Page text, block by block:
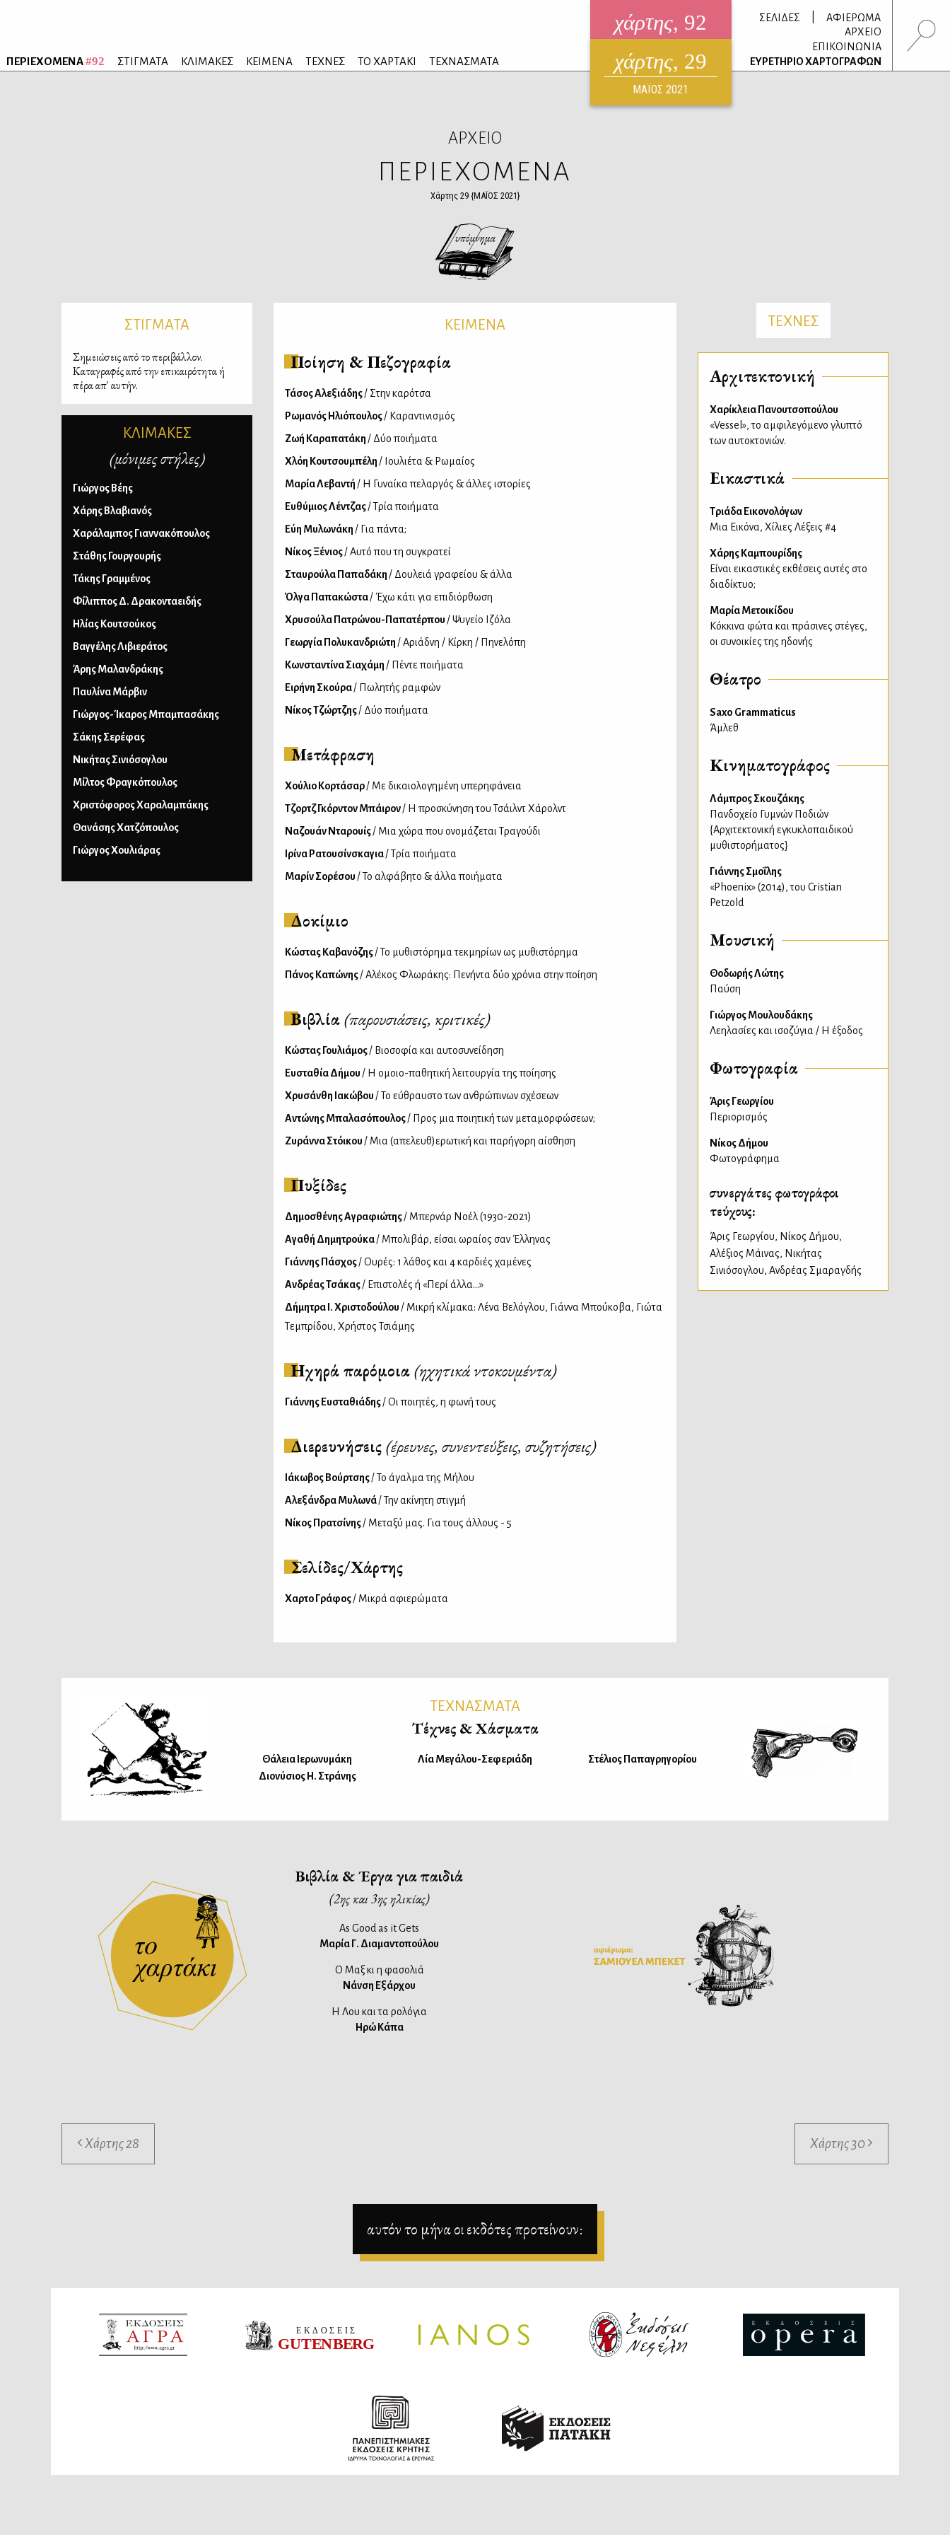
ΠΕΡΙΕΧΟΜΕΝΑ#92 ΣΤΙΓΜΑΤΑ ΚΛΙΜΑΚΕΣ ΚΕΙΜΕΝΑ ΤΕΧΝΕΣ ΤΟ ΧΑΡΤΑΚΙ ΤΕΧΝΑΣΜΑΤΑ
χάρτης, 92
ηλεκτρονικό περιοδικό
ΑΥΓΟΥΣΤΟΣ 2026
χάρτης, 29
ΜΑΪΟΣ 2021
ΣΕΛΙΔΕΣ
ΑΦΙΕΡΩΜΑ
ΑΡΧΕΙΟ
ΕΠΙΚΟΙΝΩΝΙΑ
ΕΥΡΕΤΗΡΙΟ ΧΑΡΤΟΓΡΑΦΩΝ
ΑΡΧΕΙΟ
ΠΕΡΙΕΧΟΜΕΝΑ
Χάρτης 29 {ΜΑΪΟΣ 2021}
ΣΤΙΓΜΑΤΑ
Σημειώσεις από το περιβάλλον.
Καταγραφές από την επικαιρότητα ή
πέρα απ' αυτήν.
ΚΛΙΜΑΚΕΣ
(μόνιμες στήλες)
Γιώργος Βέης
Χάρης Βλαβιανός
Χαράλαμπος Γιαννακόπουλος
Στάθης Γουργουρής
Τάκης Γραμμένος
Φίλιππος Δ. Δρακονταειδής
Ηλίας Κουτσούκος
Βαγγέλης Λιβιεράτος
Άρης Μαλανδράκης
Παυλίνα Μάρβιν
Γιώργος-Ίκαρος Μπαμπασάκης
Σάκης Σερέφας
Νικήτας Σινιόσογλου
Μίλτος Φραγκόπουλος
Χριστόφορος Χαραλαμπάκης
Θανάσης Χατζόπουλος
Γιώργος Χουλιάρας
ΚΕΙΜΕΝΑ
Ποίηση & Πεζογραφία
Τάσος Αλεξιάδης/ Στην καρότσα
Ρωμανός Ηλιόπουλος/ Καραντινισμός
Ζωή Καραπατάκη / Δύο ποιήματα
Χλόη Κουτσουμπέλη / Ιουλιέτα & Ρωμαίος
Μαρία Λεβαντή / Η Γυναίκα πελαργός & άλλες ιστορίες
Ευθύμιος Λέντζας/ Τρία ποιήματα
Εύη Μυλωνάκη / Για πάντα;
Νίκος Ξένιος/ Αυτό που τη συγκρατεί
Σταυρούλα Παπαδάκη / Δουλειά γραφείου & άλλα
Όλγα Παπακώστα/ Έχω κάτι για επιδιόρθωση
Χρυσούλα Πατρώνου-Παπατέρπου / Ψυγείο Ιζόλα
Γεωργία Πολυκανδριώτη / Αριάδνη / Κίρκη / Πηνελόπη
Κωνσταντίνα Σιαχάμη / Πέντε ποιήματα
Ειρήνη Σκούρα/ Πωλητής ραμφών
Νίκος Τζώρτζης/ Δύο ποιήματα
Μετάφραση
Χούλιο Κορτάσαρ/ Με δικαιολογημένη υπερηφάνεια
Τζορτζ Γκόρντον Μπάιρον/ Η προσκύνηση του Τσάιλντ Χάρολντ
Nαζουάν Νταρουίς/ Μια χώρα που ονομάζεται Τραγούδι
Ιρίνα Ρατουσίνσκαγια/ Τρία ποιήματα
Mαρίν Σορέσου / Το αλφάβητο & άλλα ποιήματα
Δοκίμιο
Κώστας Καβανόζης/ Το μυθιστόρημα τεκμηρίων ως μυθιστόρημα
Πάνος Καπώνης/ Αλέκος Φλωράκης: Πενήντα δύο χρόνια στην ποίηση
Βιβλία(παρουσιάσεις, κριτικές)
Κώστας Γουλιάμος/ Βιοσοφία και αυτοσυνείδηση
Ευσταθία Δήμου / Η ομοιο-παθητική λειτουργία της ποίησης
Χρυσάνθη Ιακώβου / Το εύθραυστο των ανθρώπινων σχέσεων
Αντώνης Μπαλασόπουλος/ Προς μια ποιητική των μεταμορφώσεων;
Ζυράννα Στόικου / Mια (απελευθ)ερωτική και παρήγορη αίσθηση
Πυξίδες
Δημοσθένης Αγραφιώτης/ Μπερνάρ Νοέλ (1930-2021)
Αγαθή Δημητρούκα/ Μπολιβάρ, είσαι ωραίος σαν Έλληνας
Γιάννης Πάσχος/ Ουρές: 1 λάθος και 4 καρδιές χαμένες
Ανδρέας Τσάκας/ Επιστολές ή «Περί άλλα...»
Δήμητρα Ι. Χριστοδούλου / Μικρή κλίμακα: Λένα Βελόγλου, Γιάννα Μπούκοβα, Γιώτα
Τεμπρίδου, Χρήστος Τσιάμης
Ηχηρά παρόμοια(ηχητικά ντοκουμέντα)
Γιάννης Ευσταθιάδης/ Οι ποιητές, η φωνή τους
Διερευνήσεις(έρευνες, συνεντεύξεις, συζητήσεις)
Ιάκωβος Βούρτσης/ Το άγαλμα της Μήλου
Αλεξάνδρα Μυλωνά/ Την ακίνητη στιγμή
Νίκος Πρατσίνης/ Μεταξύ μας. Για τους άλλους - 5
Σελίδες/Χάρτης
Χαρτο Γράφος/ Μικρά αφιερώματα
ΤΕΧΝΕΣ
Αρχιτεκτονική
Χαρίκλεια Πανουτσοπούλου
«Vessel», το αμφιλεγόμενο γλυπτό
των αυτοκτονιών.
Εικαστικά
Τριάδα Εικονολόγων
Μια Εικόνα, Χίλιες Λέξεις #4
Χάρης Καμπουρίδης
Είναι εικαστικές εκθέσεις αυτές στο
διαδίκτυο;
Μαρία Μετοικίδου
Κόκκινα φώτα και πράσινες στέγες,
οι συνοικίες της ηδονής
Θέατρο
Saxo Grammaticus
Άμλεθ
Κινηματογράφος
Λάμπρος Σκουζάκης
Πανδοχείο Γυμνών Ποδιών
{Αρχιτεκτονική εγκυκλοπαιδικού
μυθιστορήματος}
Γιάννης Σμοΐλης
«Phoenix» (2014), του Cristian
Petzold
Μουσική
Θοδωρής Λώτης
Παύση
Γιώργος Μουλουδάκης
Λεηλασίες και ισοζύγια / H έξοδος
Φωτογραφία
Άρις Γεωργίου
Περιορισμός
Νίκος Δήμου
Φωτογράφημα
συνεργάτες φωτογράφοι
τεύχους:
Άρις Γεωργίου, Νίκος Δήμου,
Αλέξιος Μάινας, Νικήτας
Σινιόσογλου, Ανδρέας Σμαραγδής
ΤΕΧΝΑΣΜΑΤΑ
Τέχνες & Χάσματα
Θάλεια Ιερωνυμάκη Λία Μεγάλου-Σεφεριάδη
Στέλιος Παπαγρηγορίου
Διονύσιος Η. Στράνης
Βιβλία & Έργα για παιδιά
(2ης και 3ης ηλικίας)
As Good as it Gets
Μαρία Γ. Διαμαντοπούλου
Ο Μαξ κι η φασολιά
Νάνση Εξάρχου
Η Λου και τα ρολόγια
Ηρώ Κάπα
Χάρτης 28 Χάρτης 30
αυτόν το μήνα οι εκδότες προτείνουν: